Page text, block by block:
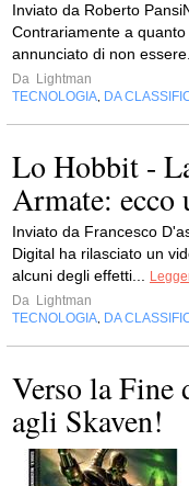
Inviato da Roberto
Contrariamente a
annunciato di non
Da Lightman
TECNOLOGIA, DA
Lo Hobbit -
Armate: ecco
Inviato da Francesco
Digital ha rilasciato un
alcuni degli effetti...
Da Lightman
TECNOLOGIA, DA
Verso la Fine
agli Skaven!